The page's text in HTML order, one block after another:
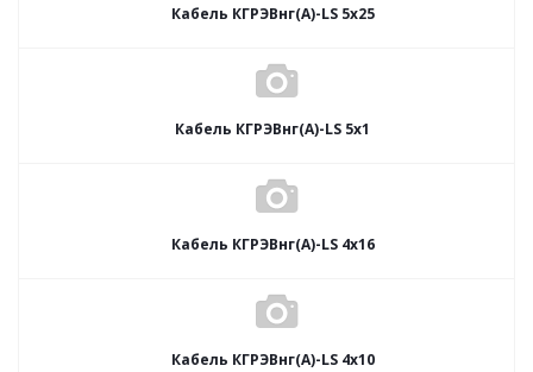
Кабель КГРЭВнг(А)-LS 5х25
Кабель КГРЭВнг(А)-LS 5х1
Кабель КГРЭВнг(А)-LS 4х16
Кабель КГРЭВнг(А)-LS 4х10